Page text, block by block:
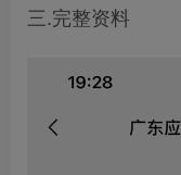
三.完整资料